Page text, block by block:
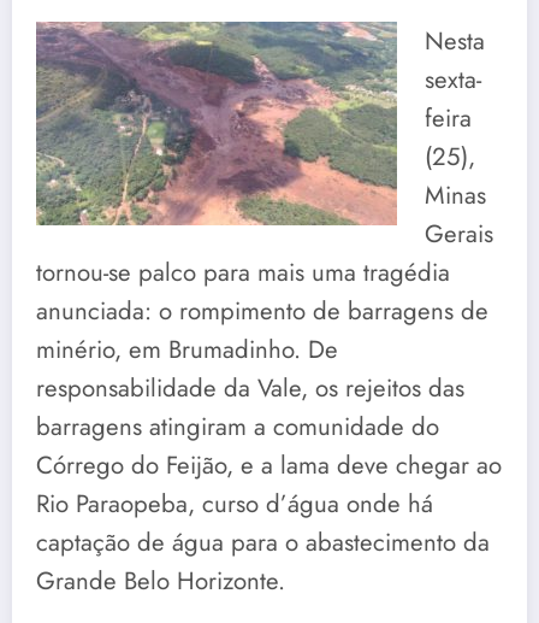
Nesta
sexta-
feira
(25),
Minas
Gerais
tornou-se palco para mais uma tragédia
anunciada: o rompimento de barragens de
minério, em Brumadinho. De
responsabilidade da Vale, os rejeitos das
barragens atingiram a comunidade do
Córrego do Feijão, e a lama deve chegar ao
Rio Paraopeba, curso d’água onde há
captação de água para o abastecimento da
Grande Belo Horizonte.